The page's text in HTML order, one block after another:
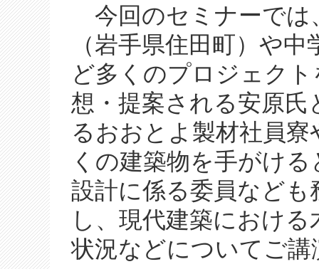
今回のセミナーでは
（岩手県住田町）や
ど多くのプロジェク
想・提案される安原
るおおとよ製材社員
くの建築物を手がけ
設計に係る委員など
し、現代建築におけ
状況などについてご